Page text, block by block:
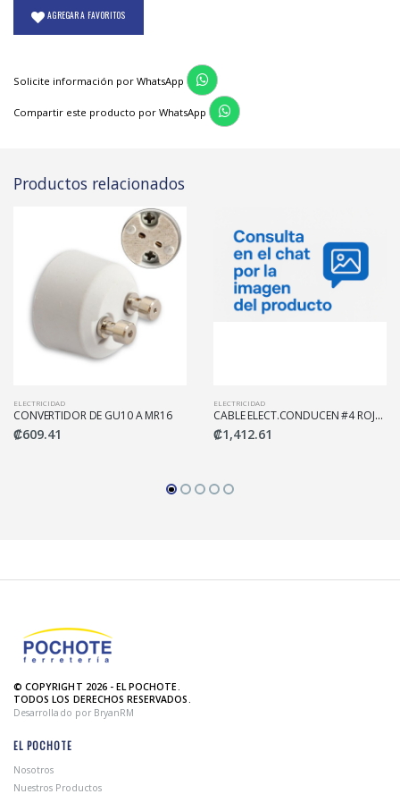
AGREGAR A FAVORITOS
Solicite información por WhatsApp
Compartir este producto por WhatsApp
Productos relacionados
ELECTRICIDAD
CONVERTIDOR DE GU10 A MR16
₡609.41
ELECTRICIDAD
CABLE ELECT.CONDUCEN #4 ROJO MTS SEGUNDA
₡1,412.61
© COPYRIGHT 2026 - EL POCHOTE.
TODOS LOS DERECHOS RESERVADOS.
Desarrollado por BryanRM
EL POCHOTE
Nosotros
Nuestros Productos